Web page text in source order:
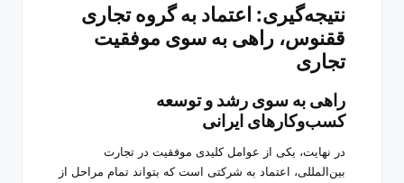
نتیجه‌گیری: اعتماد به گروه تجاری
ققنوس، راهی به سوی موفقیت
تجاری
راهی به سوی رشد و توسعه
کسب‌وکارهای ایرانی
در نهایت، یکی از عوامل کلیدی موفقیت در تجارت
بین‌المللی، اعتماد به شرکتی است که بتواند تمام مراحل از